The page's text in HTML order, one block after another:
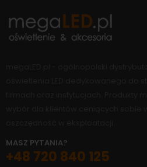
MASZ PYTANIA?
+48 720 840 125